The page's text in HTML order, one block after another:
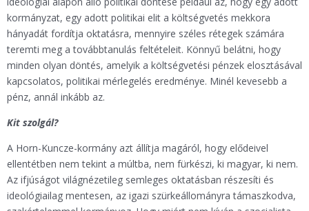
kormányzat, egy adott politikai elit a költségvetés mekkora
hányadát fordítja oktatásra, mennyire széles rétegek számára
teremti meg a továbbtanulás feltételeit. Könnyű belátni, hogy
minden olyan döntés, amelyik a költségvetési pénzek elosztásával
kapcsolatos, politikai mérlegelés eredménye. Minél kevesebb a
pénz, annál inkább az.
Kit szolgál?
A Horn-Kuncze-kormány azt állítja magáról, hogy elődeivel
ellentétben nem tekint a múltba, nem fürkészi, ki magyar, ki nem.
Az ifjúságot világnézetileg semleges oktatásban részesíti és
ideológiailag mentesen, az igazi szürkeállományra támaszkodva,